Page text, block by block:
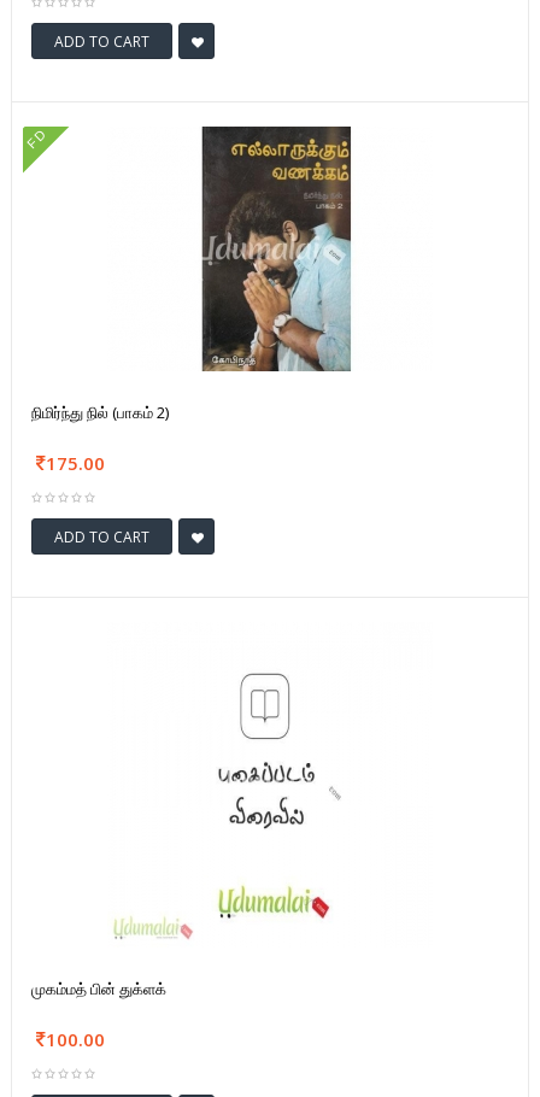
ADD TO CART
FD
நிமிர்ந்து நில் (பாகம் 2)
175.00
ADD TO CART
முகம்மத் பின் துக்ளக்
100.00